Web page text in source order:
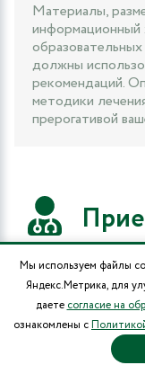
Материалы,
информационный
должны
рекомендаций.
методики
прерогативой
Врач-
Мы используем файлы
Яндекс.Метрика, для
даете согласие на
ознакомлены с